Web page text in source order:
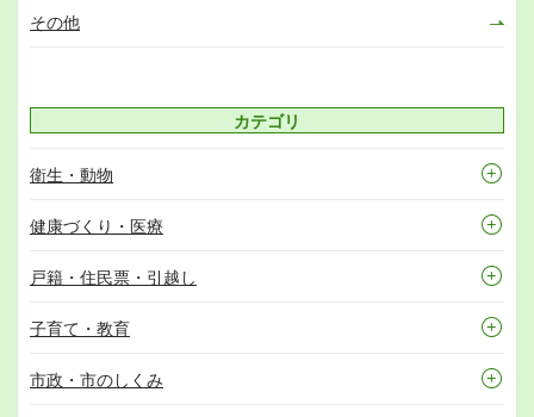
その他
カテゴリ
衛生・動物
健康づくり・医療
戸籍・住民票・引越し
子育て・教育
市政・市のしくみ